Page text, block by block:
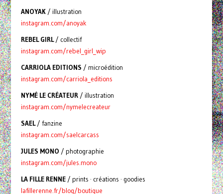
ANOYAK/ illustration
instagram.com/anoyak
REBEL GIRL/ collectif
instagram.com/rebel_girl_wip
CARRIOLA EDITIONS / microédition
instagram.com/carriola_editions
NYMÉ LE CRÉATEUR/ illustration
instagram.com/nymelecreateur
SAEL/ fanzine
instagram.com/saelcarcass
JULES MONO / photographie
instagram.com/jules.mono
LA FILLE RENNE/ prints · créations · goodies
lafillerenne.fr/blog/boutique